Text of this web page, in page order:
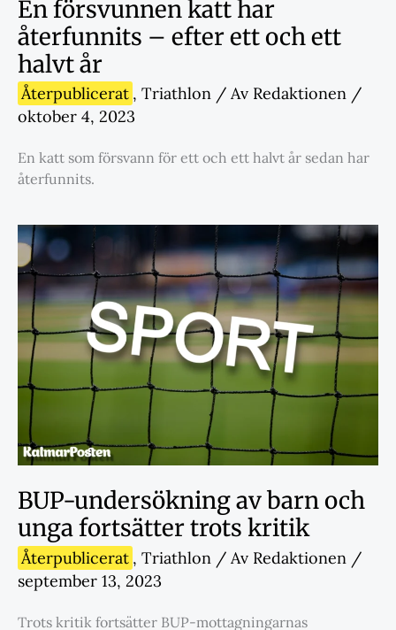
En försvunnen katt har
återfunnits – efter ett och ett
halvt år
Återpublicerat , Triathlon / Av Redaktionen /
oktober 4, 2023
En katt som försvann för ett och ett halvt år sedan har
återfunnits.
BUP-undersökning av barn och
unga fortsätter trots kritik
Återpublicerat , Triathlon / Av Redaktionen /
september 13, 2023
Trots kritik fortsätter BUP-mottagningarnas